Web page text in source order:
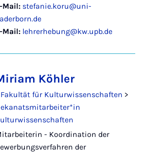
Mail: stefanie.koru@uni-
Mail: lehrerhebung@kw.upb.de
Köhler
Fakultät für Kulturwissenschaften >
- Koordination der
der